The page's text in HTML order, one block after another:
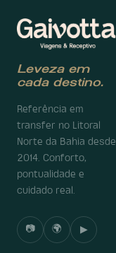
Leveza em
cada destino.
Referência em
transfer no Litoral
Norte da Bahia desde
2014. Conforto,
pontualidade e
cuidado real.
📷 🌍 ▶